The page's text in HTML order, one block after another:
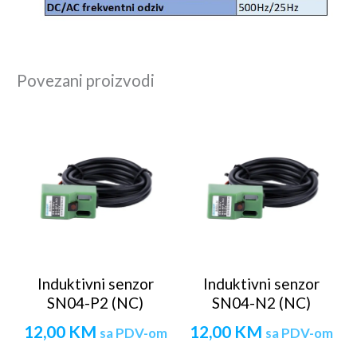
Povezani proizvodi
Induktivni senzor
SN04-P2 (NC)
12,00 KM sa PDV-om
Induktivni senzor
SN04-N2 (NC)
12,00 KM sa PDV-om